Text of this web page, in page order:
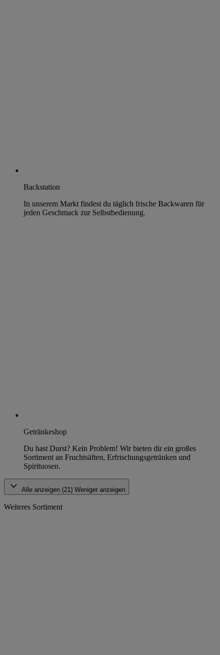
Backstation
In unserem Markt findest du täglich frische Backwaren für
jeden Geschmack zur Selbstbedienung.
Getränkeshop
Du hast Durst? Kein Problem! Wir bieten dir ein großes
Sortiment an Fruchtsäften, Erfrischungsgetränken und
Spirituosen.
Alle anzeigen (21) Weniger anzeigen
Weiteres Sortiment